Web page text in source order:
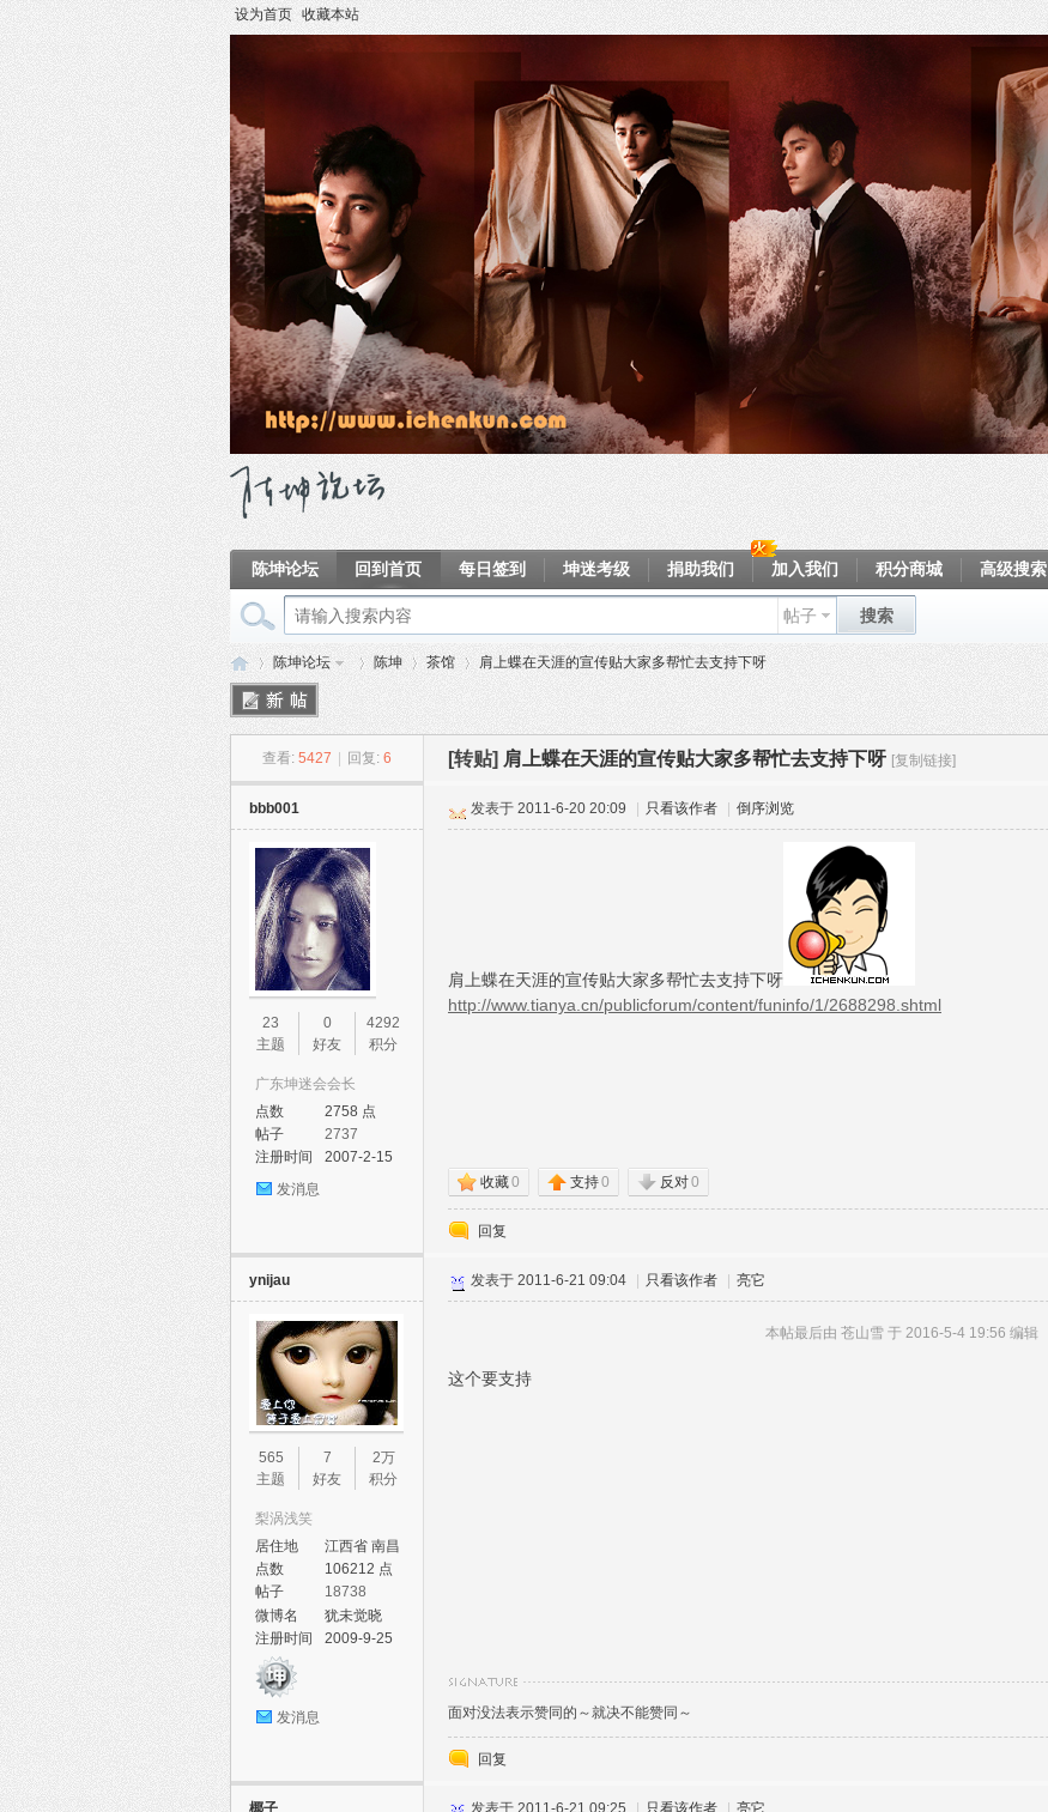
设为首页 收藏本站
陈坤论坛 回到首页 每日签到 坤迷考级 捐助我们 加入我们 积分商城 高级搜索
帖子 搜索
陈坤论坛
›
陈坤 茶馆
›
肩上蝶在天涯的宣传贴大家多帮忙去支持下呀
查看: 5427 回复: 6 [转贴] 肩上蝶在天涯的宣传贴大家多帮忙去支持下呀 [复制链接]
bbb001
23
主题
0
好友
4292
积分
广东坤迷会会长
点数
2758 点
帖子
2737
注册时间
2007-2-15
发消息
发表于 2011-6-20 20:09 只看该作者 倒序浏览
肩上蝶在天涯的宣传贴大家多帮忙去支持下呀
http://www.tianya.cn/publicforum/content/funinfo/1/2688298.shtml
收藏0 支持0 反对0
回复
ynijau
565
主题
7
好友
2万
积分
梨涡浅笑
居住地
江西省 南昌
市
点数
106212 点
帖子
18738
微博名
犹未觉晓
注册时间
2009-9-25
发消息
发表于 2011-6-21 09:04 只看该作者 亮它
本帖最后由 苍山雪 于 2016-5-4 19:56 编辑
这个要支持
面对没法表示赞同的～就决不能赞同～
回复
椰子 发表于 2011-6-21 09:25 只看该作者 亮它